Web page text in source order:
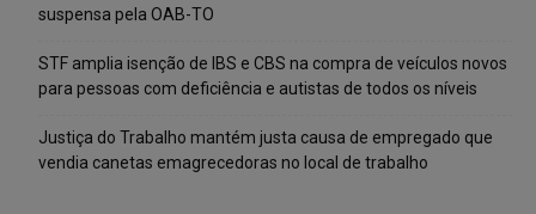
suspensa pela OAB-TO
STF amplia isenção de IBS e CBS na compra de veículos novos
para pessoas com deficiência e autistas de todos os níveis
Justiça do Trabalho mantém justa causa de empregado que
vendia canetas emagrecedoras no local de trabalho